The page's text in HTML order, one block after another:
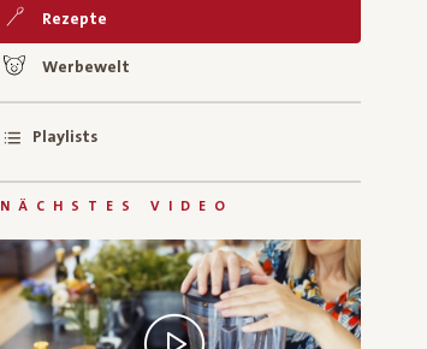
Rezepte
Werbewelt
Playlists
NÄCHSTES VIDEO